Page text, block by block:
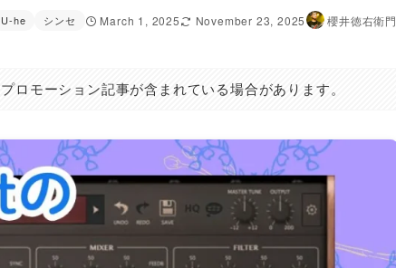
U-he シンセ March 1, 2025 November 23, 2025 櫻井徳右衛門
モーション記事が含まれている場合があります。